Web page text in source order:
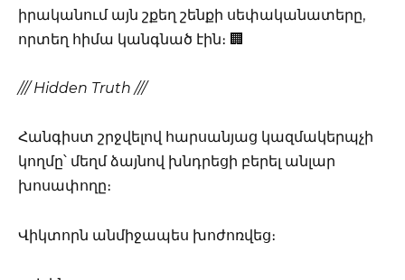
իրականում այն շքեղ շենքի սեփականատերը,
որտեղ հիմա կանգնած էին։ 🏢
/// Hidden Truth ///
Հանգիստ շրջվելով հարսանյաց կազմակերպչի
կողմը՝ մեղմ ձայնով խնդրեցի բերել անլար
խոսափողը։
Վիկտորն անմիջապես խոժոռվեց։